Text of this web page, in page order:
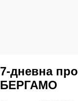
7-дневна
БЕРГАМО